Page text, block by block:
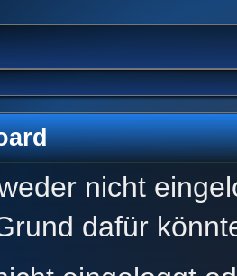
nicht
dafür